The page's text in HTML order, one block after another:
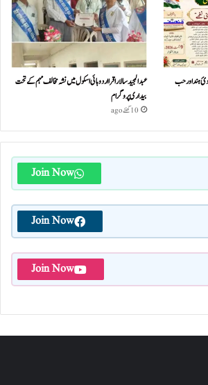
ہند اور حب
عبدالمجید سالار اقرا اردو ہائی اسکول میں نشہ مخالف مہم کے تحت
بیداری پروگرام
10 گھنٹے ago
Join Now
Join Now
Join Now